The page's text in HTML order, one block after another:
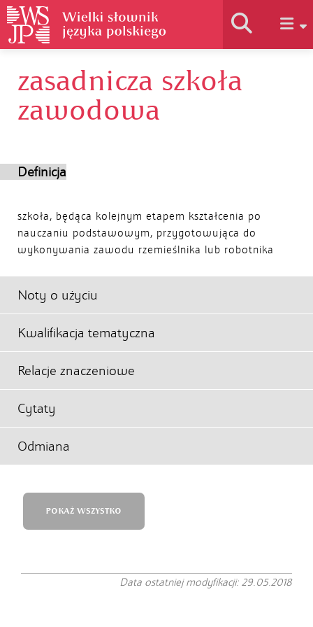
Historia słownika
Autorzy
zasadnicza szkoła
zawodowa
Definicja
szkoła, będąca kolejnym etapem kształcenia po
nauczaniu podstawowym, przygotowująca do
wykonywania zawodu rzemieślnika lub robotnika
Noty o użyciu
Kwalifikacja tematyczna
Relacje znaczeniowe
Cytaty
Odmiana
POKAŻ WSZYSTKO
Data ostatniej modyfikacji: 29.05.2018